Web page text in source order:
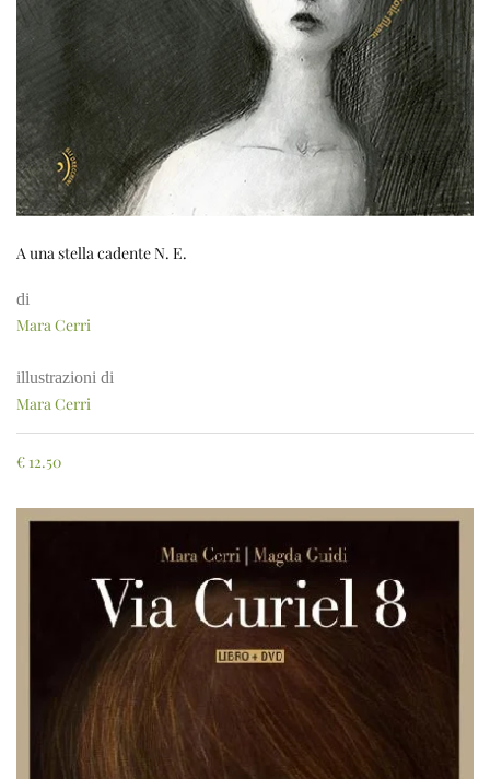
A una stella cadente N. E.
di
Mara Cerri
illustrazioni di
Mara Cerri
€ 12.50